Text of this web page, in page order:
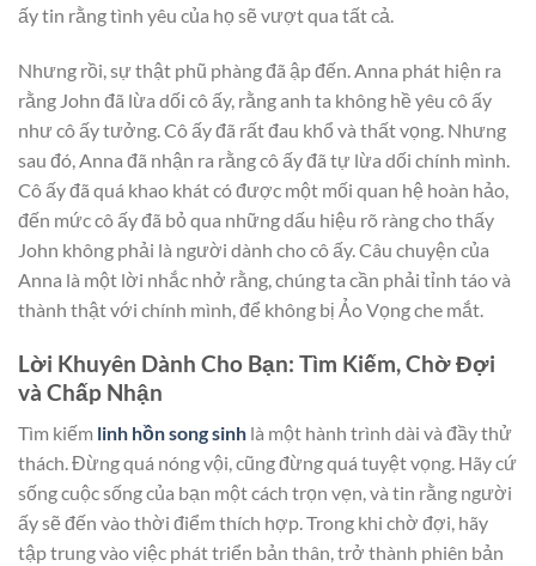
ấy tin rằng tình yêu của họ sẽ vượt qua tất cả.
Nhưng rồi, sự thật phũ phàng đã ập đến. Anna phát hiện ra
rằng John đã lừa dối cô ấy, rằng anh ta không hề yêu cô ấy
như cô ấy tưởng. Cô ấy đã rất đau khổ và thất vọng. Nhưng
sau đó, Anna đã nhận ra rằng cô ấy đã tự lừa dối chính mình.
Cô ấy đã quá khao khát có được một mối quan hệ hoàn hảo,
đến mức cô ấy đã bỏ qua những dấu hiệu rõ ràng cho thấy
John không phải là người dành cho cô ấy. Câu chuyện của
Anna là một lời nhắc nhở rằng, chúng ta cần phải tỉnh táo và
thành thật với chính mình, để không bị Ảo Vọng che mắt.
Lời Khuyên Dành Cho Bạn: Tìm Kiếm, Chờ Đợi
và Chấp Nhận
Tìm kiếm linh hồn song sinh là một hành trình dài và đầy thử
thách. Đừng quá nóng vội, cũng đừng quá tuyệt vọng. Hãy cứ
sống cuộc sống của bạn một cách trọn vẹn, và tin rằng người
ấy sẽ đến vào thời điểm thích hợp. Trong khi chờ đợi, hãy
tập trung vào việc phát triển bản thân, trở thành phiên bản